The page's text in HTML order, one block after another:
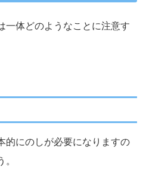
一体どのようなことに注意す
的にのしが必要になりますの
。